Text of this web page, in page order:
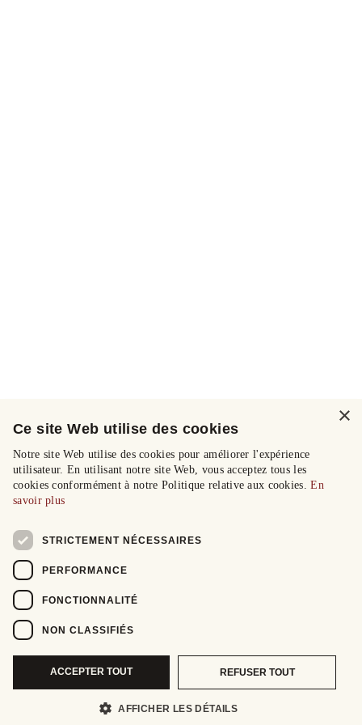
×
Ce site Web utilise des cookies
Notre site Web utilise des cookies pour améliorer l'expérience
utilisateur. En utilisant notre site Web, vous acceptez tous les
cookies conformément à notre Politique relative aux cookies.En
savoir plus
STRICTEMENT NÉCESSAIRES
PERFORMANCE
FONCTIONNALITÉ
NON CLASSIFIÉS
ACCEPTER TOUT REFUSER TOUT
AFFICHER LES DÉTAILS